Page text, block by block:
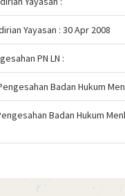
Yayasan : 30 Apr 2008
PN LN :
Badan Hukum
Badan Hukum